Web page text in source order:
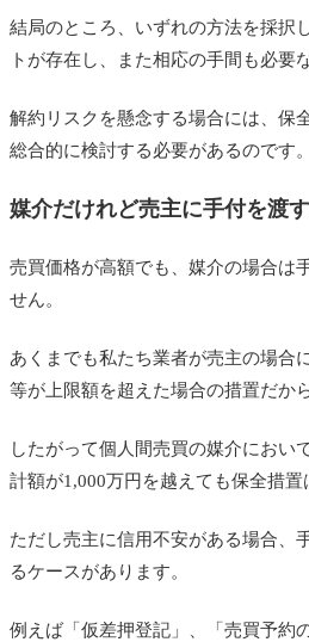
結局のところ、いずれの方法を採択
トが存在し、また相応の手間も必要
解約リスクを懸念する場合には、保
総合的に検討する必要があるのです。
媒介だけれど売主に手付を渡
売買価格が高額でも、媒介の場合は
せん。
あくまでも私たち業者が売主の場合
等が上限額を超えた場合の措置だか
したがって個人間売買の媒介におい
計額が1,000万円を越えても保全措置
ただし売主に信用不安がある場合、
るケースがあります。
例えば「仮差押登記」、「売買予約